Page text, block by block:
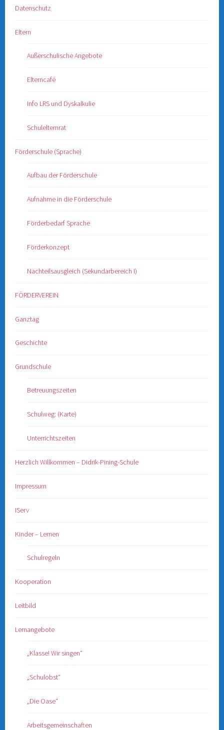
Datenschutz
Eltern
Außerschulische Angebote
Elterncafé
Info LRS und Dyskalkulie
Schulelternrat
Förderschule (Sprache)
Aufbau der Förderschule
Aufnahme in die Förderschule
Förderbedarf Sprache
Förderkonzept
Nachteilsausgleich (Sekundarbereich I)
FÖRDERVEREIN
Ganztag
Geschichte
Grundschule
Betreuungszeiten
Schulweg: (Karte)
Unterrichtszeiten
Herzlich Willkommen – Didrik-Pining-Schule
Impressum
IServ
Kinder – Lernen
Schulregeln
Kooperation
Leitbild
Lernangebote
„Klasse! Wir singen“
„Schulobst“
„Die Oase“
Arbeitsgemeinschaften